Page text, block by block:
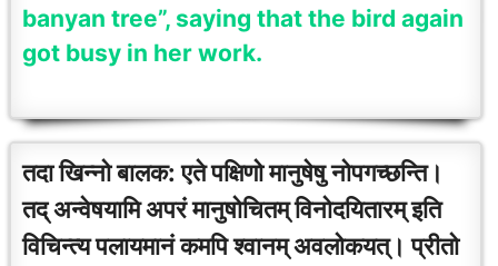
banyan tree”, saying that the bird again
got busy in her work.
तदा खिन्नो बालक: एते पक्षिणो मानुषेषु नोपगच्छन्ति।
तद् अन्वेषयामि अपरं मानुषोचितम् विनोदयितारम् इति
विचिन्त्य पलायमानं कमपि श्वानम् अवलोकयत्। प्रीतो